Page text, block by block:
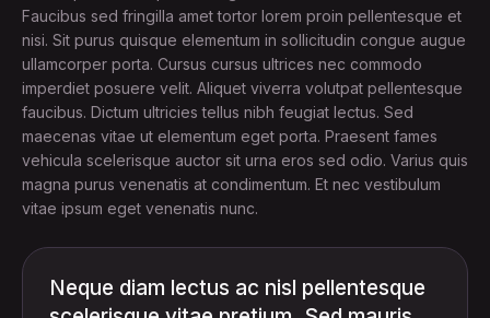
Faucibus sed fringilla amet tortor lorem proin pellentesque et
nisi. Sit purus quisque elementum in sollicitudin congue augue
ullamcorper porta. Cursus cursus ultrices nec commodo
imperdiet posuere velit. Aliquet viverra volutpat pellentesque
faucibus. Dictum ultricies tellus nibh feugiat lectus. Sed
maecenas vitae ut elementum eget porta. Praesent fames
vehicula scelerisque auctor sit urna eros sed odio. Varius quis
magna purus venenatis at condimentum. Et nec vestibulum
vitae ipsum eget venenatis nunc.
Neque diam lectus ac nisl pellentesque